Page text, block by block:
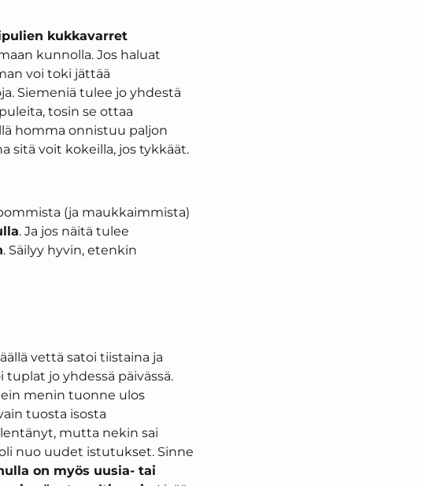
kukkavarret
kunnolla. Jos haluat
voi toki jättää
Siemeniä tulee jo yhdestä
tosin se ottaa
homma onnistuu paljon
sitä voit kokeilla, jos tykkäät.
(ja maukkaimmista)
. Ja jos näitä tulee
. Säilyy hyvin, etenkin
vettä satoi tiistaina ja
jo yhdessä päivässä.
menin tuonne ulos
tuosta isosta
mutta nekin sai
nuo uudet istutukset. Sinne
on myös uusia- tai